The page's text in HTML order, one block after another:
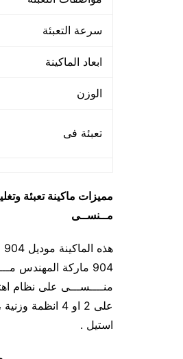
سرعة التعبئة
ابعاد الماكينة
الوزن
تعبئة فى
مميزات ماكينة تعبئة
مــنســى
استيل .